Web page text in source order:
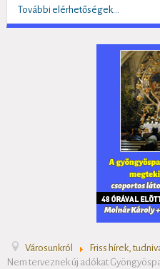
További elérhetőségek...
Városunkról
Friss hírek,
Nem terveznek új adókat